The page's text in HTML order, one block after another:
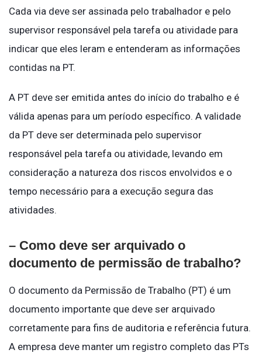
Cada via deve ser assinada pelo trabalhador e pelo
supervisor responsável pela tarefa ou atividade para
indicar que eles leram e entenderam as informações
contidas na PT.
A PT deve ser emitida antes do início do trabalho e é
válida apenas para um período específico. A validade
da PT deve ser determinada pelo supervisor
responsável pela tarefa ou atividade, levando em
consideração a natureza dos riscos envolvidos e o
tempo necessário para a execução segura das
atividades.
– Como deve ser arquivado o
documento de permissão de trabalho?
O documento da Permissão de Trabalho (PT) é um
documento importante que deve ser arquivado
corretamente para fins de auditoria e referência futura.
A empresa deve manter um registro completo das PTs